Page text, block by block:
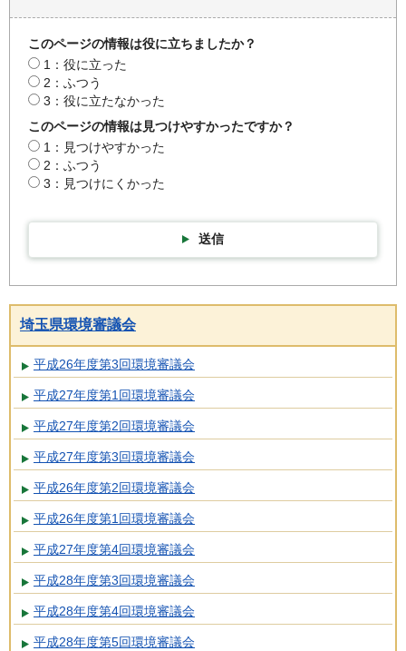
このページの情報は役に立ちましたか？
1：役に立った
2：ふつう
3：役に立たなかった
このページの情報は見つけやすかったですか？
1：見つけやすかった
2：ふつう
3：見つけにくかった
送信
埼玉県環境審議会
平成26年度第3回環境審議会
平成27年度第1回環境審議会
平成27年度第2回環境審議会
平成27年度第3回環境審議会
平成26年度第2回環境審議会
平成26年度第1回環境審議会
平成27年度第4回環境審議会
平成28年度第3回環境審議会
平成28年度第4回環境審議会
平成28年度第5回環境審議会